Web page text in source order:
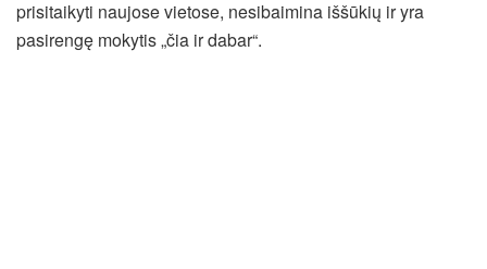
prisitaikyti naujose vietose, nesibaimina iššūkių ir yra
pasirengę mokytis „čia ir dabar“.